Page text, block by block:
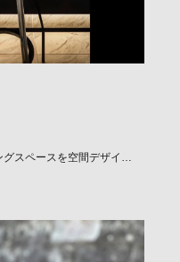
グスペースを空間デザイ…